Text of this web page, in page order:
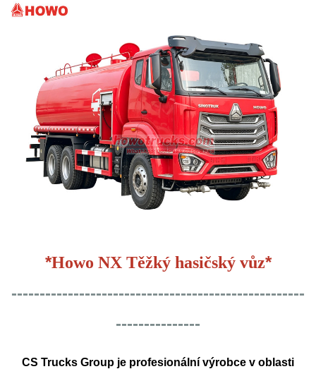
*Howo NX Těžký hasičský vůz*
----------------------------------------------------
---------------
CS Trucks Group je profesionální výrobce v oblasti